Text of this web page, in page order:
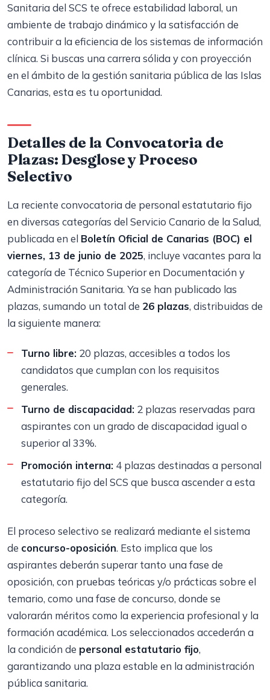
Sanitaria del SCS te ofrece estabilidad laboral, un
ambiente de trabajo dinámico y la satisfacción de
contribuir a la eficiencia de los sistemas de información
clínica. Si buscas una carrera sólida y con proyección
en el ámbito de la gestión sanitaria pública de las Islas
Canarias, esta es tu oportunidad.
Detalles de la Convocatoria de
Plazas: Desglose y Proceso
Selectivo
La reciente convocatoria de personal estatutario fijo
en diversas categorías del Servicio Canario de la Salud,
publicada en el Boletín Oficial de Canarias (BOC) el
viernes, 13 de junio de 2025, incluye vacantes para la
categoría de Técnico Superior en Documentación y
Administración Sanitaria. Ya se han publicado las
plazas, sumando un total de 26 plazas, distribuidas de
la siguiente manera:
Turno libre: 20 plazas, accesibles a todos los
candidatos que cumplan con los requisitos
generales.
Turno de discapacidad: 2 plazas reservadas para
aspirantes con un grado de discapacidad igual o
superior al 33%.
Promoción interna: 4 plazas destinadas a personal
estatutario fijo del SCS que busca ascender a esta
categoría.
El proceso selectivo se realizará mediante el sistema
de concurso-oposición. Esto implica que los
aspirantes deberán superar tanto una fase de
oposición, con pruebas teóricas y/o prácticas sobre el
temario, como una fase de concurso, donde se
valorarán méritos como la experiencia profesional y la
formación académica. Los seleccionados accederán a
la condición de personal estatutario fijo,
garantizando una plaza estable en la administración
pública sanitaria.